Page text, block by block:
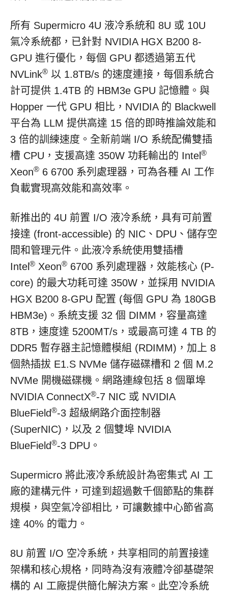
所有 Supermicro 4U 液冷系統和 8U 或 10U
氣冷系統都，已針對 NVIDIA HGX B200 8-
GPU 進行優化，每個 GPU 都透過第五代
NVLink® 以 1.8TB/s 的速度連接，每個系統合
計可提供 1.4TB 的 HBM3e GPU 記憶體。與
Hopper 一代 GPU 相比，NVIDIA 的 Blackwell
平台為 LLM 提供高達 15 倍的即時推論效能和
3 倍的訓練速度。全新前端 I/O 系統配備雙插
槽 CPU，支援高達 350W 功耗輸出的 Intel ®
Xeon® 6 6700 系列處理器，可為各種 AI 工作
負載實現高效能和高效率。
新推出的 4U 前置 I/O 液冷系統，具有可前置
接達 (front-accessible) 的 NIC、DPU、儲存空
間和管理元件。此液冷系統使用雙插槽
Intel ® Xeon® 6700 系列處理器，效能核心 (P-
core) 的最大功耗可達 350W，並採用 NVIDIA
HGX B200 8-GPU 配置 (每個 GPU 為 180GB
HBM3e)。系統支援 32 個 DIMM，容量高達
8TB，速度達 5200MT/s，或最高可達 4 TB 的
DDR5 暫存器主記憶體模組 (RDIMM)，加上 8
個熱插拔 E1.S NVMe 儲存磁碟槽和 2 個 M.2
NVMe 開機磁碟機。網路連線包括 8 個單埠
NVIDIA ConnectX®-7 NIC 或 NVIDIA
BlueField®-3 超級網路介面控制器
(SuperNIC)，以及 2 個雙埠 NVIDIA
BlueField®-3 DPU。
Supermicro 將此液冷系統設計為密集式 AI 工
廠的建構元件，可達到超過數千個節點的集群
規模，與空氣冷卻相比，可讓數據中心節省高
達 40% 的電力。
8U 前置 I/O 空冷系統，共享相同的前置接達
架構和核心規格，同時為沒有液體冷卻基礎架
構的 AI 工廠提供簡化解決方案。此空冷系統